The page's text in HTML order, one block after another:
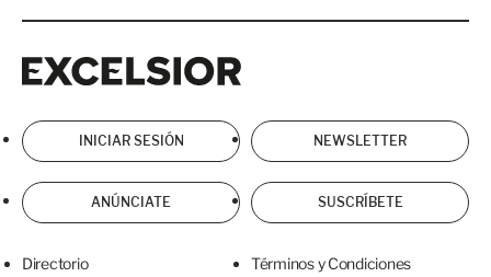
INICIAR SESIÓN NEWSLETTER
ANÚNCIATE SUSCRÍBETE
Directorio Términos y Condiciones